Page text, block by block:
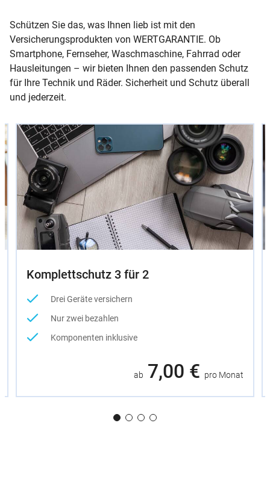
Schützen Sie das, was Ihnen lieb ist mit den
Versicherungsprodukten von WERTGARANTIE. Ob
Smartphone, Fernseher, Waschmaschine, Fahrrad oder
Hausleitungen – wir bieten Ihnen den passenden Schutz
für Ihre Technik und Räder. Sicherheit und Schutz überall
und jederzeit.
Slider
Instructions
Komplettschutz 3 für 2
Drei Geräte versichern
Nur zwei bezahlen
Komponenten inklusive
ab 7,00 € pro Monat